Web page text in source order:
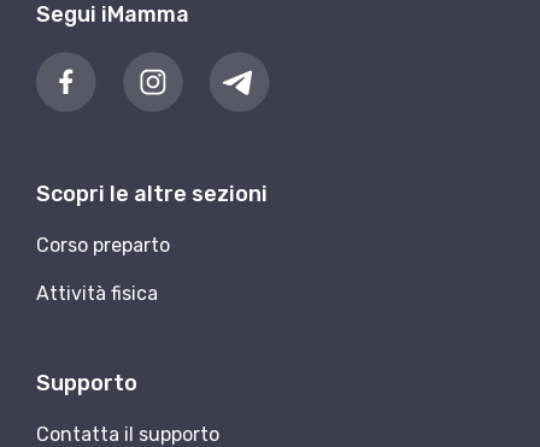
Segui iMamma
Scopri le altre sezioni
Corso preparto
Attività fisica
Supporto
Contatta il supporto